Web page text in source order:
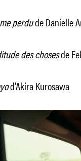
perdude Danielle
des chosesde
d’Akira Kurosawa